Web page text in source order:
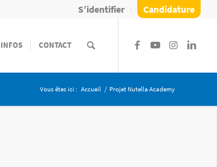
S’identifier Candidature
INFOS CONTACT
Vous êtes ici : Accueil / Projet Nutella Academy